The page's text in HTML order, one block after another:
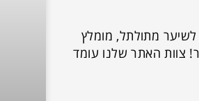
מתולתל, מומלץ
צוות האתר שלנו עומד